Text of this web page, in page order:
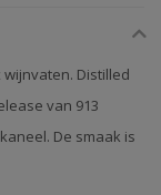
Distilled
van 913
De smaak is